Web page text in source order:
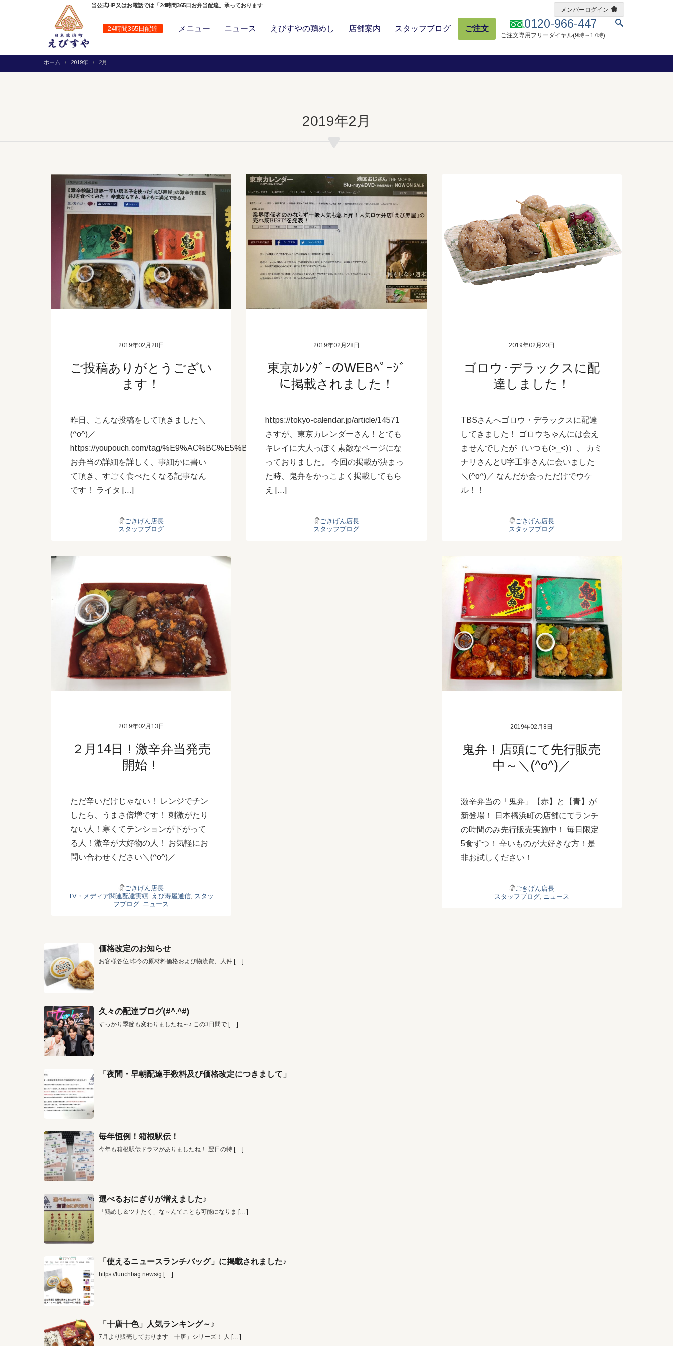
24時間365日配達 0120-966-447
ご注文専用フリーダイヤル(9時～17時)
メニュー ニュース えびすやの鶏めし 店舗案内 スタッフブログ ご注文
当公式HP又はお電話では「24時間365日お弁当配達」承っております
メンバーログイン
ホーム 2019年 2月
2019年2月
2019年02月28日
ご投稿ありがとうござい
ます！
昨日、こんな投稿をして頂きました＼
(^o^)／
https://youpouch.com/tag/%E9%AC%BC%E5%BC%81/
お弁当の詳細を詳しく、事細かに書い
て頂き、すごく食べたくなる記事なん
です！ ライタ […]
ごきげん店長
スタッフブログ
2019年02月28日
東京ｶﾚﾝﾀﾞｰのWEBﾍﾟｰｼﾞ
に掲載されました！
https://tokyo-calendar.jp/article/14571
さすが、東京カレンダーさん！とても
キレイに大人っぽく素敵なページにな
っておりました。 今回の掲載が決まっ
た時、鬼弁をかっこよく掲載してもら
え […]
ごきげん店長
スタッフブログ
2019年02月20日
ゴロウ･デラックスに配
達しました！
TBSさんへゴロウ・デラックスに配達
してきました！ ゴロウちゃんには会え
ませんでしたが（いつも(>_<)）、 カミ
ナリさんとU字工事さんに会いました
＼(^o^)／ なんだか会っただけでウケ
ル！！
ごきげん店長
スタッフブログ
2019年02月13日
２月14日！激辛弁当発売
開始！
ただ辛いだけじゃない！ レンジでチン
したら、うまさ倍増です！ 刺激がたり
ない人！寒くてテンションが下がって
る人！激辛が大好物の人！ お気軽にお
問い合わせください＼(^o^)／
ごきげん店長
TV・メディア関連配達実績, えび寿屋通信, スタッ
フブログ, ニュース
2019年02月8日
鬼弁！店頭にて先行販売
中～＼(^o^)／
激辛弁当の「鬼弁」【赤】と【青】が
新登場！ 日本橋浜町の店舗にてランチ
の時間のみ先行販売実施中！ 毎日限定
5食ずつ！ 辛いものが大好きな方！是
非お試しください！
ごきげん店長
スタッフブログ, ニュース
価格改定のお知らせ
お客様各位 昨今の原材料価格および物流費、人件 […]
久々の配達ブログ(#^.^#)
すっかり季節も変わりましたね～♪ この3日間で […]
「夜間・早朝配達手数料及び価格改定につきまして」
毎年恒例！箱根駅伝！
今年も箱根駅伝ドラマがありましたね！ 翌日の特 […]
選べるおにぎりが増えました♪
「鶏めし＆ツナたく」な～んてことも可能になりま […]
「使えるニュースランチバッグ」に掲載されました♪
https://lunchbag.news/g […]
「十唐十色」人気ランキング～♪
7月より販売しております「十唐」シリーズ！ 人 […]